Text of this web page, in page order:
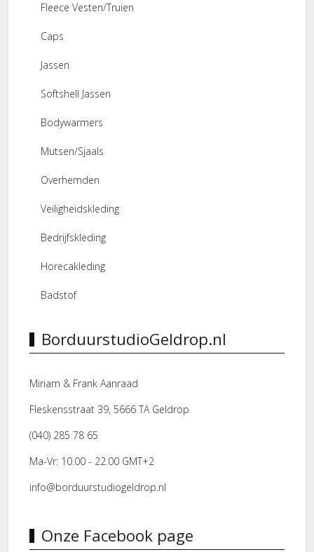
Fleece Vesten/Truien
Caps
Jassen
Softshell Jassen
Bodywarmers
Mutsen/Sjaals
Overhemden
Veiligheidskleding
Bedrijfskleding
Horecakleding
Badstof
BorduurstudioGeldrop.nl
Miriam & Frank Aanraad
Fleskensstraat 39, 5666 TA Geldrop
(040) 285 78 65
Ma-Vr: 10.00 - 22.00 GMT+2
info@borduurstudiogeldrop.nl
Onze Facebook page